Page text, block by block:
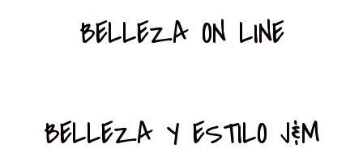
BELLEZA ON LINE
BELLEZA Y ESTILO J&M